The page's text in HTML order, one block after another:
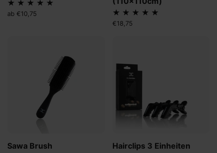
ab €10,75
€18,75
Sawa Brush Hairclips 3 Einheiten